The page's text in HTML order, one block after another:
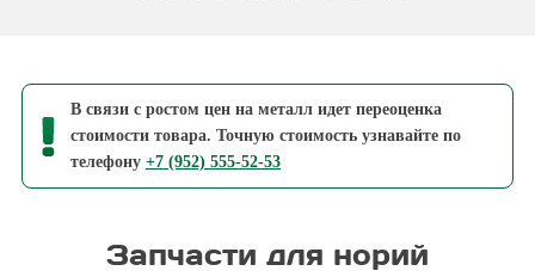
В связи с ростом цен на металл идет переоценка
стоимости товара. Точную стоимость узнавайте по
телефону +7 (952) 555-52-53
Запчасти для норий